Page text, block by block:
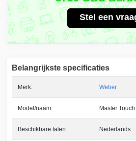
Stel een
Belangrijkste specificaties
Merk: Weber
Model/naam: Master
Beschikbare talen Nederlands